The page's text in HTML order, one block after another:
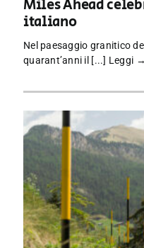
Miles Ahead
italiano
Nel paesaggio granitico
quarant’anni il [...] Leggi →